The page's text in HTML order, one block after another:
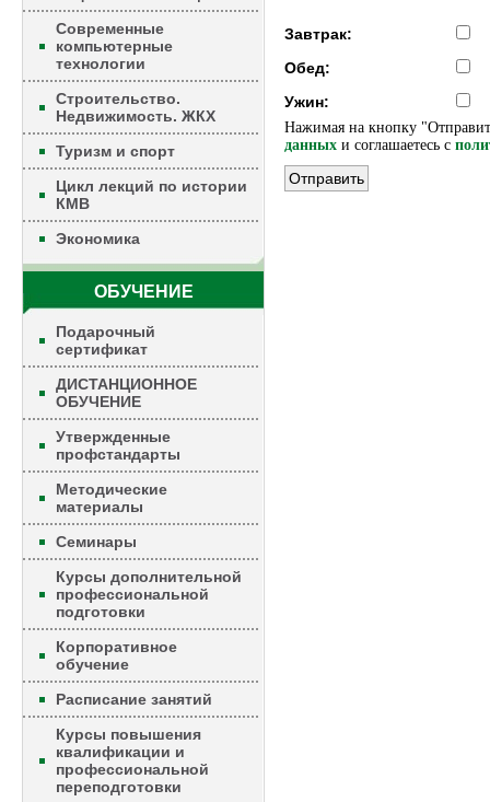
Современные
компьютерные
технологии
Строительство.
Недвижимость. ЖКХ
Туризм и спорт
Цикл лекций по истории
КМВ
Экономика
ОБУЧЕНИЕ
Подарочный
сертификат
ДИСТАНЦИОННОЕ
ОБУЧЕНИЕ
Утвержденные
профстандарты
Методические
материалы
Семинары
Курсы дополнительной
профессиональной
подготовки
Корпоративное
обучение
Расписание занятий
Курсы повышения
квалификации и
профессиональной
переподготовки
Завтрак:
Обед:
Ужин:
Нажимая на кнопку
данных и соглашаетесь c